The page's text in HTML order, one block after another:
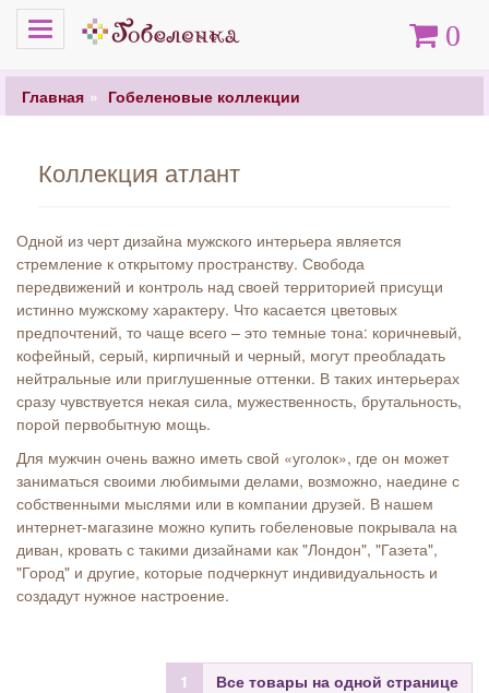
Меню Корзина
0
Главная Гобеленовые коллекции
Коллекция атлант
Одной из черт дизайна мужского интерьера является
стремление к открытому пространству. Свобода
передвижений и контроль над своей территорией присущи
истинно мужскому характеру. Что касается цветовых
предпочтений, то чаще всего – это темные тона: коричневый,
кофейный, серый, кирпичный и черный, могут преобладать
нейтральные или приглушенные оттенки. В таких интерьерах
сразу чувствуется некая сила, мужественность, брутальность,
порой первобытную мощь.
Для мужчин очень важно иметь свой «уголок», где он может
заниматься своими любимыми делами, возможно, наедине с
собственными мыслями или в компании друзей. В нашем
интернет-магазине можно купить гобеленовые покрывала на
диван, кровать с такими дизайнами как "Лондон", "Газета",
"Город" и другие, которые подчеркнут индивидуальность и
создадут нужное настроение.
1 Все товары на одной странице